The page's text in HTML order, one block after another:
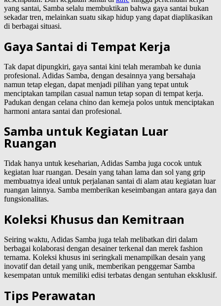
yang santai, Samba selalu membuktikan bahwa gaya santai bukan
sekadar tren, melainkan suatu sikap hidup yang dapat diaplikasikan
di berbagai situasi.
Gaya Santai di Tempat Kerja
Tak dapat dipungkiri, gaya santai kini telah merambah ke dunia
profesional. Adidas Samba, dengan desainnya yang bersahaja
namun tetap elegan, dapat menjadi pilihan yang tepat untuk
menciptakan tampilan casual namun tetap sopan di tempat kerja.
Padukan dengan celana chino dan kemeja polos untuk menciptakan
harmoni antara santai dan profesional.
Samba untuk Kegiatan Luar
Ruangan
Tidak hanya untuk keseharian, Adidas Samba juga cocok untuk
kegiatan luar ruangan. Desain yang tahan lama dan sol yang grip
membuatnya ideal untuk perjalanan santai di alam atau kegiatan luar
ruangan lainnya. Samba memberikan keseimbangan antara gaya dan
fungsionalitas.
Koleksi Khusus dan Kemitraan
Seiring waktu, Adidas Samba juga telah melibatkan diri dalam
berbagai kolaborasi dengan desainer terkenal dan merek fashion
ternama. Koleksi khusus ini seringkali menampilkan desain yang
inovatif dan detail yang unik, memberikan penggemar Samba
kesempatan untuk memiliki edisi terbatas dengan sentuhan eksklusif.
Tips Perawatan